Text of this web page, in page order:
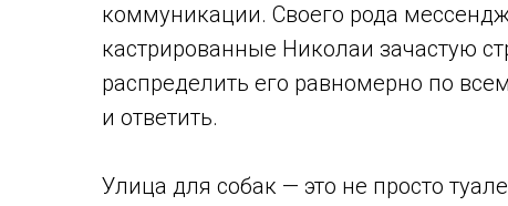
коммуникации. Своего рода
кастрированные Николаи зачастую
распределить его равномерно по
и ответить.
Улица для собак — это не просто